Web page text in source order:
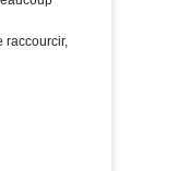
raccourcir,